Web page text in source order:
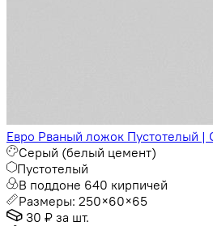
Евро Рваный ложок Пустотелый
Серый (белый цемент)
Пустотелый
В поддоне 640 кирпичей
Размеры: 250×60×65
30 ₽ за шт.